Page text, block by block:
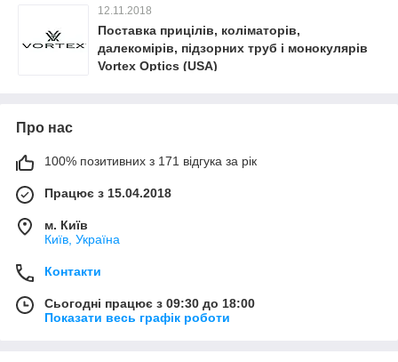
12.11.2018
Поставка прицілів, коліматорів,
далекомірів, підзорних труб і монокулярів
Vortex Optics (USA)
Про нас
100% позитивних з 171 відгука за рік
Працює з 15.04.2018
м. Київ
Київ, Україна
Контакти
Сьогодні працює з 09:30 до 18:00
Показати весь графік роботи